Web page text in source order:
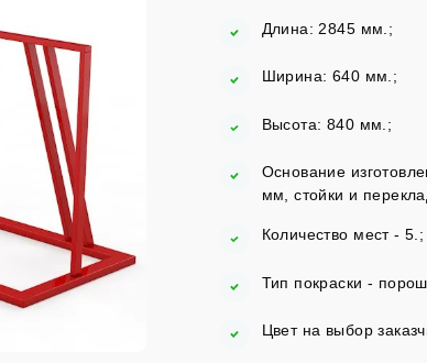
Длина: 2845 мм.;
Ширина: 640 мм.;
Высота: 840 мм.;
Основание
мм, стойки и
Количество мест - 5.;
Тип покраски -
Цвет на выбор